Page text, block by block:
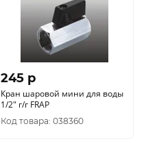
245 p
Кран шаровой мини для воды
1/2" г/г FRAP
Код товара: 038360